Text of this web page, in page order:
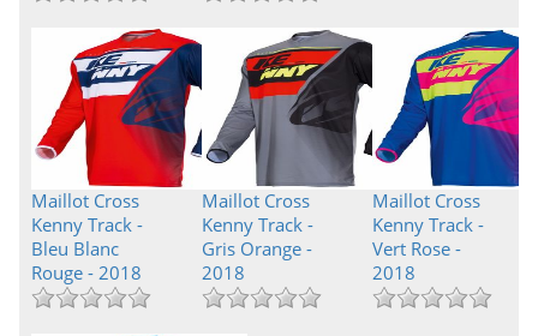
Maillot Cross
Kenny Track -
Bleu Blanc
Rouge - 2018
Maillot Cross
Kenny Track -
Gris Orange -
2018
Maillot Cross
Kenny Track -
Vert Rose -
2018